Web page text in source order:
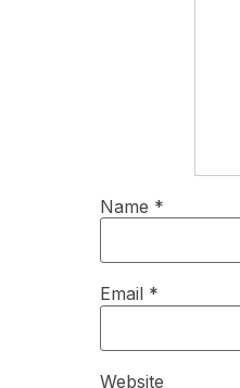
Name *
Email *
Website